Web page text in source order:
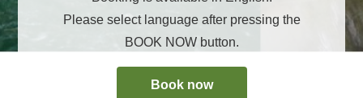
Please select language after pressing the
BOOK NOW button.
Book now